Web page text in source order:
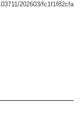
202603/